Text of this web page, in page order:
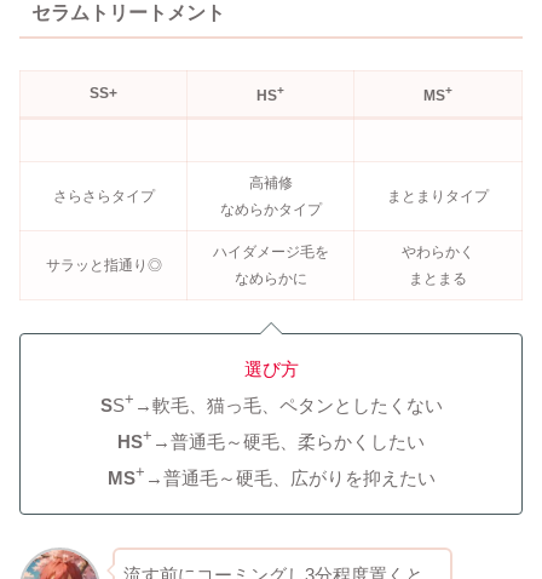
セラムトリートメント
SS+ HS+ MS+
さらさらタイプ
高補修
なめらかタイプ
まとまりタイプ
サラッと指通り◎
ハイダメージ毛を
なめらかに
やわらかく
まとまる
選び方
SS+ →軟毛、猫っ毛、ペタンとしたくない
HS+ →普通毛～硬毛、柔らかくしたい
MS+ →普通毛～硬毛、広がりを抑えたい
流す前にコーミングし3分程度置くと、